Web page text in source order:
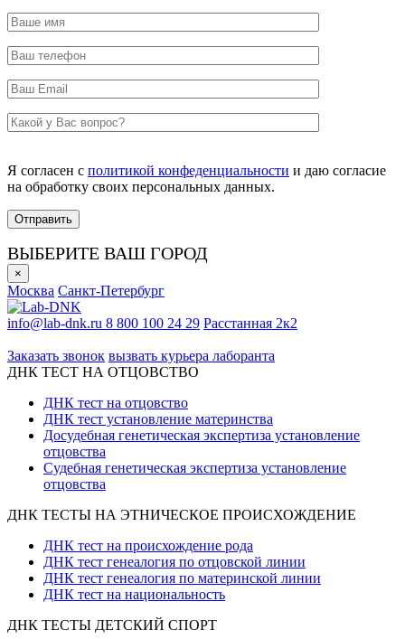
Я согласен с политикой конфеденциальности и даю согласие
на обработку своих персональных данных.
ВЫБЕРИТЕ ВАШ ГОРОД
×
Москва Санкт-Петербург
info@lab-dnk.ru 8 800 100 24 29 Расстанная 2к2
Заказать звонок вызвать курьера лаборанта
ДНК ТЕСТ НА ОТЦОВСТВО
ДНК тест на отцовство
ДНК тест установление материнства
Досудебная генетическая экспертиза установление
отцовства
Судебная генетическая экспертиза установление
отцовства
ДНК ТЕСТЫ НА ЭТНИЧЕСКОЕ ПРОИСХОЖДЕНИЕ
ДНК тест на происхождение рода
ДНК тест генеалогия по отцовской линии
ДНК тест генеалогия по материнской линии
ДНК тест на национальность
ДНК ТЕСТЫ ДЕТСКИЙ СПОРТ